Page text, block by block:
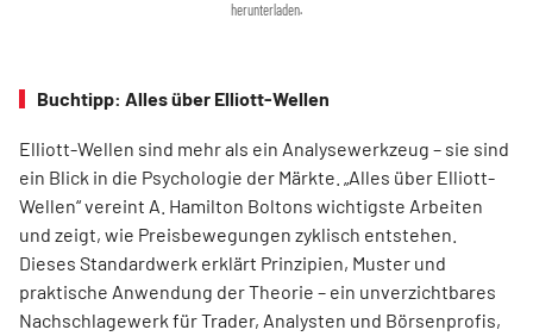
herunterladen.
Buchtipp: Alles über Elliott-Wellen
Elliott-Wellen sind mehr als ein Analysewerkzeug – sie sind
ein Blick in die Psychologie der Märkte. „Alles über Elliott-
Wellen“ vereint A. Hamilton Boltons wichtigste Arbeiten
und zeigt, wie Preisbewegungen zyklisch entstehen.
Dieses Standardwerk erklärt Prinzipien, Muster und
praktische Anwendung der Theorie – ein unverzichtbares
Nachschlagewerk für Trader, Analysten und Börsenprofis,